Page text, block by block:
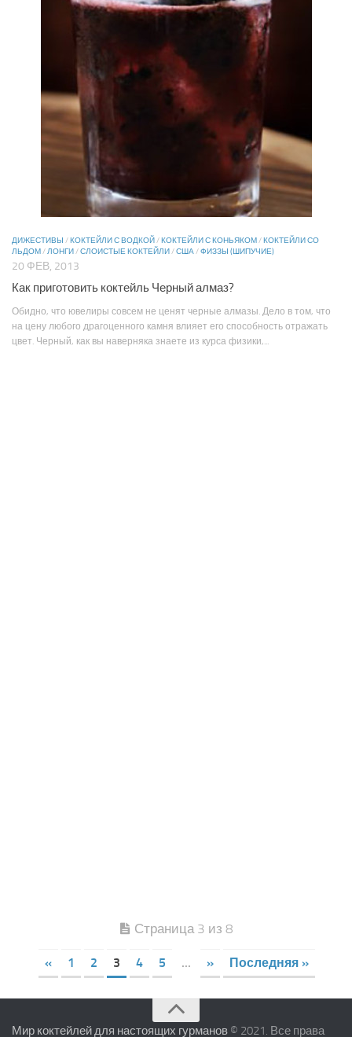
ДИЖЕСТИВЫ /КОКТЕЙЛИ С ВОДКОЙ/КОКТЕЙЛИ С КОНЬЯКОМ/КОКТЕЙЛИ СО
ЛЬДОМ/ЛОНГИ/СЛОИСТЫЕ КОКТЕЙЛИ/США/ФИЗЗЫ (ШИПУЧИЕ)
20 ФЕВ, 2013
Как приготовить коктейль Черный алмаз?
Обидно, что ювелиры совсем не ценят черные алмазы. Дело в том, что
на цену любого драгоценного камня влияет его способность отражать
цвет. Черный, как вы наверняка знаете из курса физики,...
Страница 3 из 8
« 1 2 3 4 5 ... » Последняя »
Мир коктейлей для настоящих гурманов © 2021. Все права